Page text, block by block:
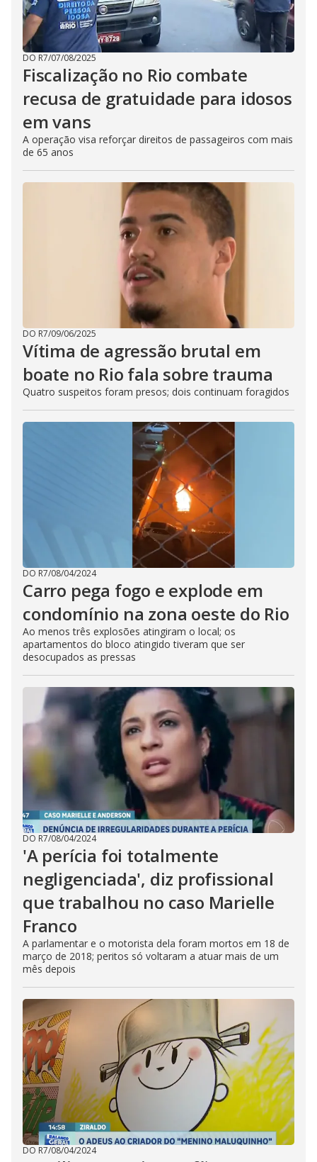
DO R7/07/08/2025
Fiscalização no Rio combate
recusa de gratuidade para idosos
em vans
A operação visa reforçar direitos de passageiros com mais
de 65 anos
DO R7/09/06/2025
Vítima de agressão brutal em
boate no Rio fala sobre trauma
Quatro suspeitos foram presos; dois continuam foragidos
DO R7/08/04/2024
Carro pega fogo e explode em
condomínio na zona oeste do Rio
Ao menos três explosões atingiram o local; os
apartamentos do bloco atingido tiveram que ser
desocupados as pressas
DO R7/08/04/2024
'A perícia foi totalmente
negligenciada', diz profissional
que trabalhou no caso Marielle
Franco
A parlamentar e o motorista dela foram mortos em 18 de
março de 2018; peritos só voltaram a atuar mais de um
mês depois
DO R7/08/04/2024